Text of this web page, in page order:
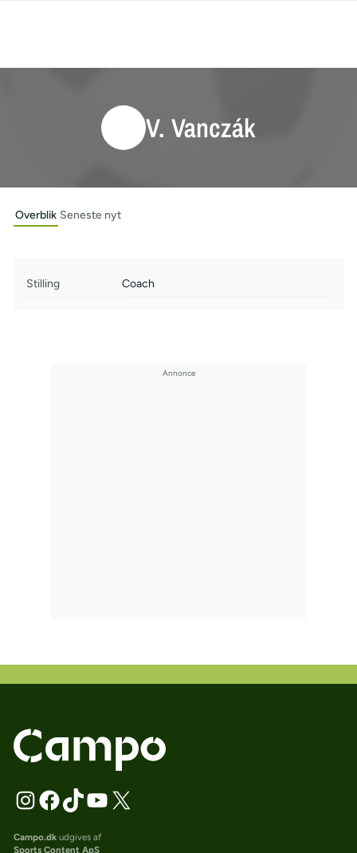
V. Vanczák
Overblik Seneste nyt
Stilling Coach
Campo.dkudgives af
Sports Content ApS